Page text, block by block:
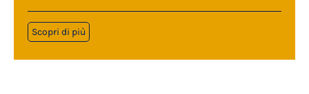
Scopri di più